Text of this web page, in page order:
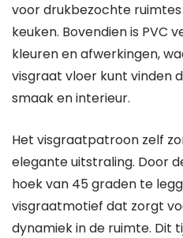
voor drukbezochte
keuken. Bovendien is PVC
kleuren en afwerkingen,
visgraat vloer kunt vinden
smaak en interieur.
Het visgraatpatroon zelf
elegante uitstraling. Door
hoek van 45 graden te
visgraatmotief dat zorgt
dynamiek in de ruimte. Dit